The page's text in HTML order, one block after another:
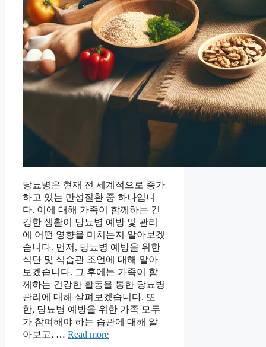
당뇨병은 현재 전 세계적으로 증가
하고 있는 만성질환 중 하나입니
다. 이에 대해 가족이 함께하는 건
강한 생활이 당뇨병 예방 및 관리
에 어떤 영향을 미치는지 알아보겠
습니다. 먼저, 당뇨병 예방을 위한
식단 및 식습관 조언에 대해 알아
보겠습니다. 그 후에는 가족이 함
께하는 건강한 활동을 통한 당뇨병
관리에 대해 살펴보겠습니다. 또
한, 당뇨병 예방을 위한 가족 모두
가 참여해야 하는 습관에 대해 알
아보고, … Read more